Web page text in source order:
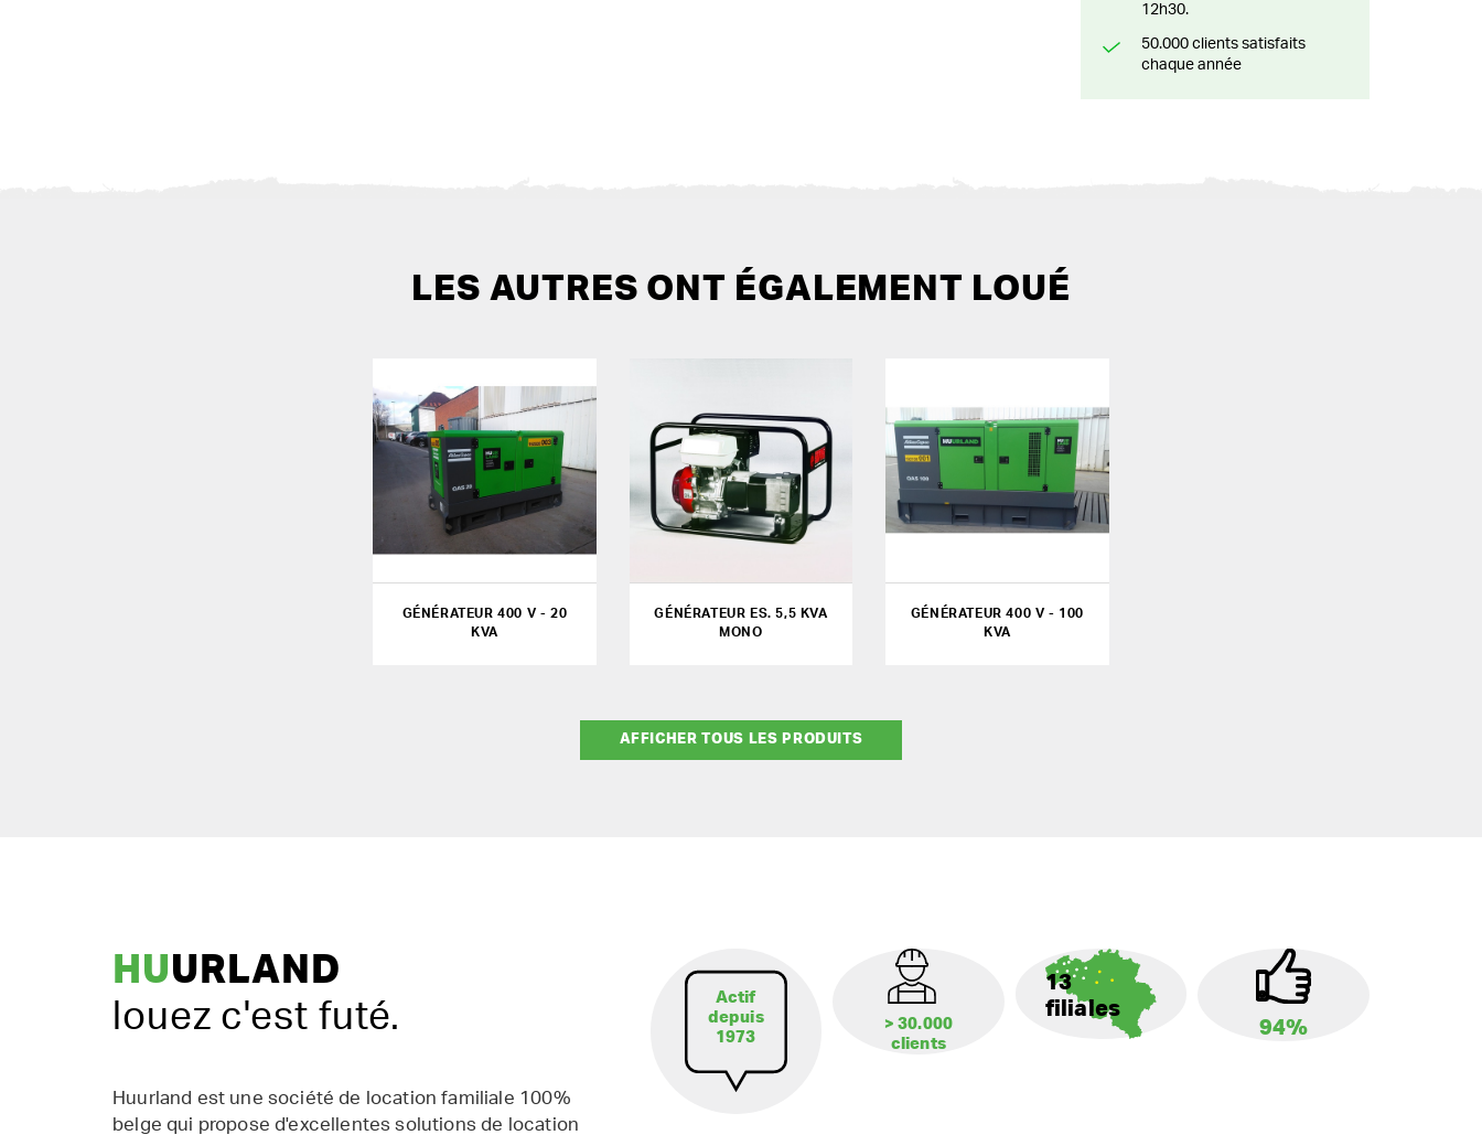
12h30.
50.000 clients satisfaits
chaque année
LES AUTRES ONT ÉGALEMENT LOUÉ
GÉNÉRATEUR 400 V - 20
KVA
GÉNÉRATEUR ES. 5,5 KVA
MONO
GÉNÉRATEUR 400 V - 100
KVA
AFFICHER TOUS LES PRODUITS
HUURLAND
louez c'est futé.
Huurland est une société de location familiale 100%
belge qui propose d'excellentes solutions de location
Actif
depuis
1973
> 30.000
clients
13
filiales
94%